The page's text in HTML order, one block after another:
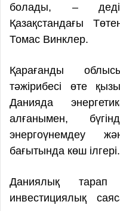
болады, – деді
Қазақстандағы
Томас Винклер.
Қарағанды
тәжірибесі өте
Данияда
алғанымен,
энергоүнемдеу
бағытында көш ілгері.
Даниялық тарап
инвестициялық